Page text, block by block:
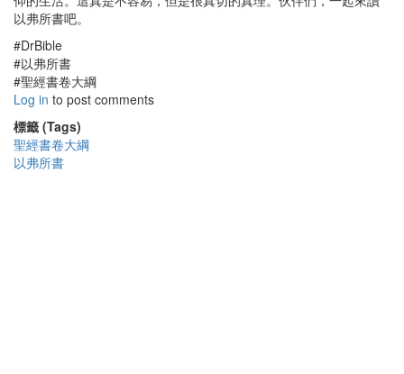
以弗所書吧。
#DrBible
#以弗所書
#聖經書卷大綱
Log in to post comments
標籤 (Tags)
聖經書卷大綱
以弗所書